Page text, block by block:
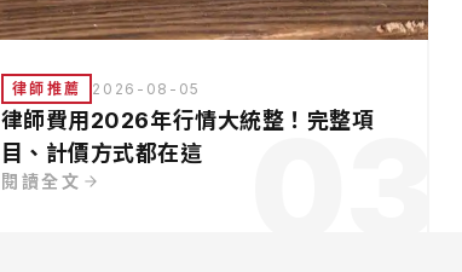
律師推薦 2026-08-05
律師費用2026年行情大統整！完整項
目、計價方式都在這
閱讀全文 03